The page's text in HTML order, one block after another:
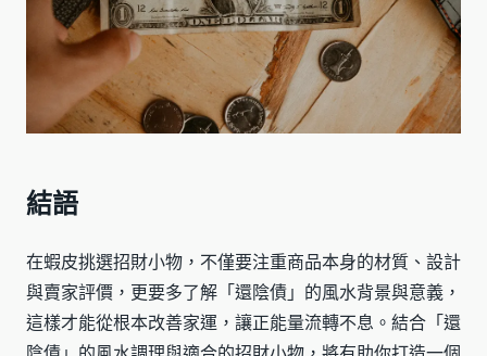
結語
在蝦皮挑選招財小物，不僅要注重商品本身的材質、設計
與賣家評價，更要多了解「還陰債」的風水背景與意義，
這樣才能從根本改善家運，讓正能量流轉不息。結合「還